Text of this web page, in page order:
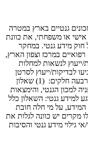
גנטיים בארץ במטרה
או משפחתי, את כוונת
חוק מידע גנטי. במחקר
רפואיים במרכז וצפון הארץ,
לבדיקות/ייעוץ לנשאות למחלות
שונות לפני או במהלך הריון, ו- 282 הגיעו לבדיקות/ייעוץ לסרטן
תורשתי. לצורך המחקר נבנה שאלון שכלל ארבעה חלקים: (1) שאלון
למכון הגנטי, והימצאות
עמדות בנוגע למידע גנטי: השאלון כלל
המידע, על מי חלה חובת
מקרים יש כוונה לגלות את
כוונת גילוי/אי גילוי מידע גנטי והסיבות